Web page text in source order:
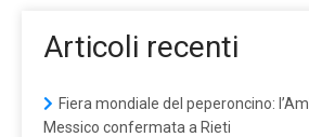
Articoli recenti
Fiera mondiale del peperoncino:
Messico confermata a Rieti